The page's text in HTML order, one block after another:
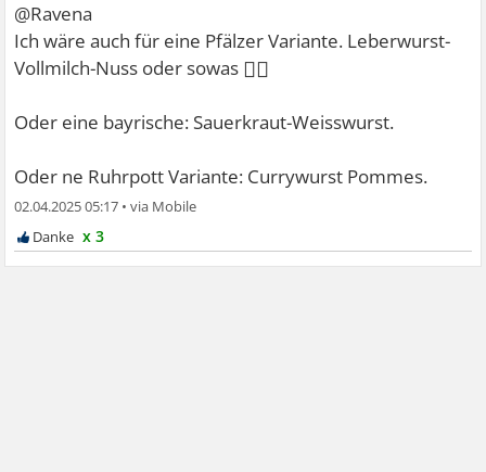
@Ravena
Ich wäre auch für eine Pfälzer Variante. Leberwurst-
Vollmilch-Nuss oder sowas 🤷‍♀
Oder eine bayrische: Sauerkraut-Weisswurst.
Oder ne Ruhrpott Variante: Currywurst Pommes.
02.04.2025 05:17 •
x 3